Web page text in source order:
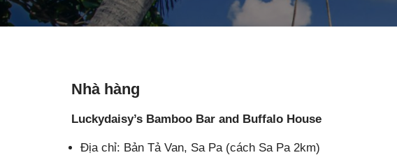
Nhà hàng
Luckydaisy’s Bamboo Bar and Buffalo House
Địa chỉ: Bản Tả Van, Sa Pa (cách Sa Pa 2km)